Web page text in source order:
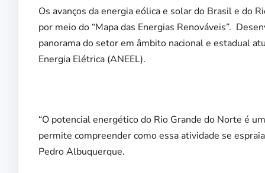
Os avanços da energia eólica e solar do Brasil e do
por meio do “Mapa das Energias Renováveis”.
panorama do setor em âmbito nacional e estadual
Energia Elétrica (ANEEL).
“O potencial energético do Rio Grande do Norte é
permite compreender como essa atividade se
Pedro Albuquerque.